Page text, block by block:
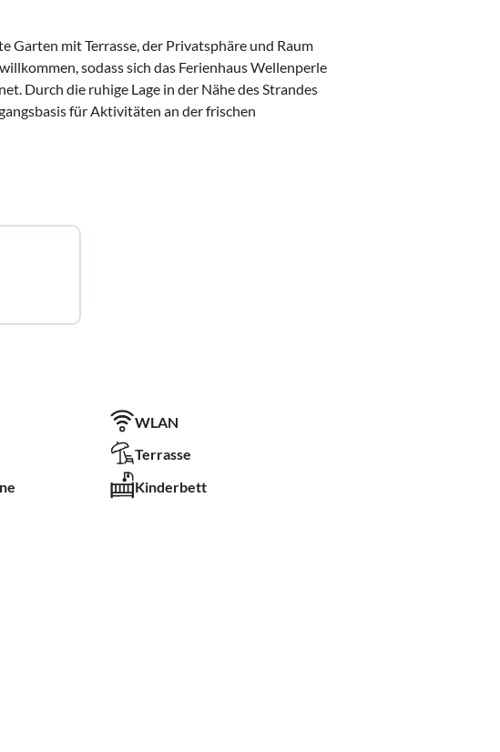
Garten mit Terrasse, der Privatsphäre und Raum
sodass sich das Ferienhaus Wellenperle
Durch die ruhige Lage in der Nähe des Strandes
für Aktivitäten an der frischen
WLAN
Terrasse
Kinderbett